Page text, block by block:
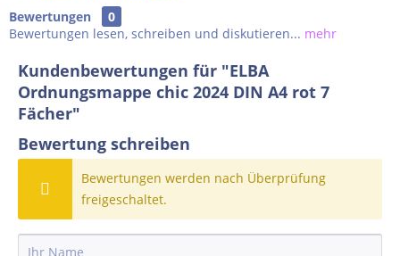
Bewertungen
0
Bewertungen lesen, schreiben und diskutieren... mehr
Kundenbewertungen für "ELBA
Ordnungsmappe chic 2024 DIN A4 rot 7
Fächer"
Bewertung schreiben
Bewertungen werden nach Überprüfung
freigeschaltet.